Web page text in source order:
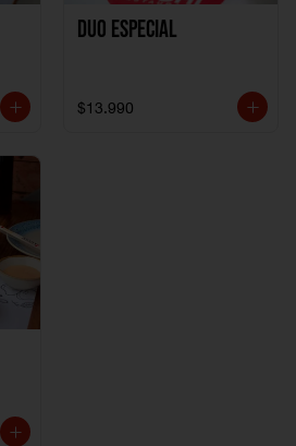
Duo especial
$13.990